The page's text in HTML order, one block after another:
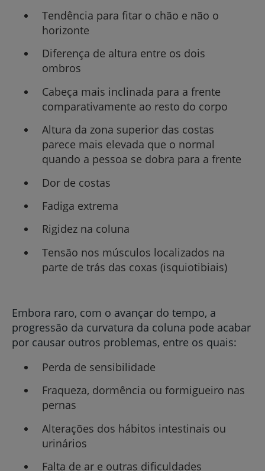
Tendência para fitar o chão e não o
horizonte
Diferença de altura entre os dois
ombros
Cabeça mais inclinada para a frente
comparativamente ao resto do corpo
Altura da zona superior das costas
parece mais elevada que o normal
quando a pessoa se dobra para a frente
Dor de costas
Fadiga extrema
Rigidez na coluna
Tensão nos músculos localizados na
parte de trás das coxas (isquiotibiais)
Embora raro, com o avançar do tempo, a
progressão da curvatura da coluna pode acabar
por causar outros problemas, entre os quais:
Perda de sensibilidade
Fraqueza, dormência ou formigueiro nas
pernas
Alterações dos hábitos intestinais ou
urinários
Falta de ar e outras dificuldades